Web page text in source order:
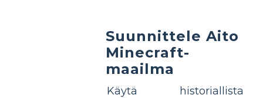
Suunnittele Aito
Minecraft-
maailma
Käytä historiallista